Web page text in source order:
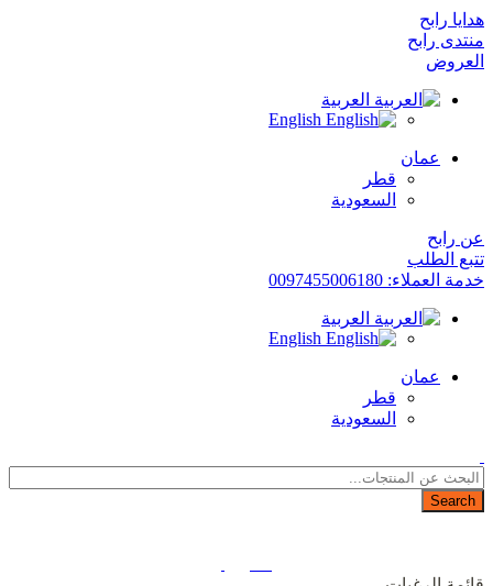
هدايا رابح
منتدى رابح
العروض
العربية
English
عمان
قطر
السعودية
عن رابح
تتبع الطلب
خدمة العملاء: 0097455006180
العربية
English
عمان
قطر
السعودية
Search